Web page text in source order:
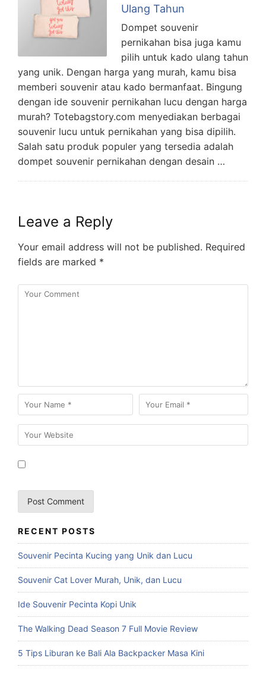
Ulang Tahun
Dompet souvenir
pernikahan bisa juga kamu
pilih untuk kado ulang tahun
yang unik. Dengan harga yang murah, kamu bisa
memberi souvenir atau kado bermanfaat. Bingung
dengan ide souvenir pernikahan lucu dengan harga
murah? Totebagstory.com menyediakan berbagai
souvenir lucu untuk pernikahan yang bisa dipilih.
Salah satu produk populer yang tersedia adalah
dompet souvenir pernikahan dengan desain …
Leave a Reply
Your email address will not be published. Required
fields are marked *
RECENT POSTS
Souvenir Pecinta Kucing yang Unik dan Lucu
Souvenir Cat Lover Murah, Unik, dan Lucu
Ide Souvenir Pecinta Kopi Unik
The Walking Dead Season 7 Full Movie Review
5 Tips Liburan ke Bali Ala Backpacker Masa Kini